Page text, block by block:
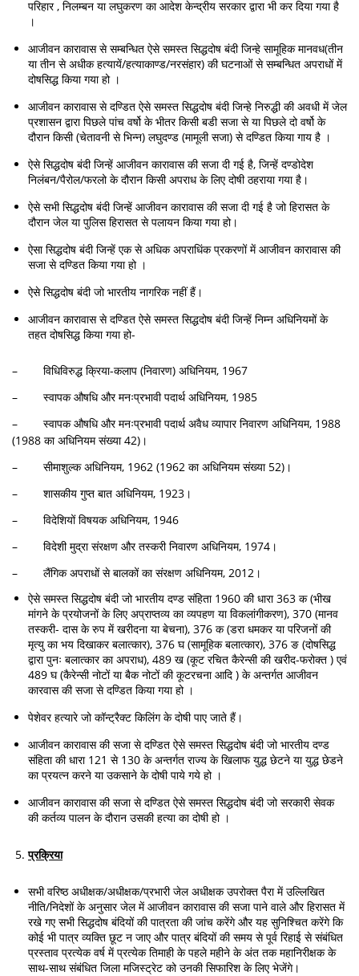
परिहार , निलम्बन या लघुकरण का आदेश केन्द्रीय सरकार द्वारा भी कर दिया गया है
।
आजीवन कारावास से सम्बन्धित ऐसे समस्त सिद्धदोष बंदी जिन्हे सामूहिक मानवध(तीन
या तीन से अधीक हत्यायें/हत्याकाण्ड/नरसंहार) की घटनाओं से सम्बन्धित अपराधों में
दोषसिद्ध किया गया हो ।
आजीवन कारावास से दण्डित ऐसे समस्त सिद्धदोष बंदी जिन्हे निरुद्धी की अवधी में जेल
प्रशासन द्वारा पिछले पांच वर्षो के भीतर किसी बडी सजा से या पिछले दो वर्षो के
दौरान किसी (चेतावनी से भिन्न) लघुदण्ड (मामूली सजा) से दण्डित किया गाय है ।
ऐसे सिद्धदोष बंदी जिन्हें आजीवन कारावास की सजा दी गई है, जिन्हें दण्डोदेश
निलंबन/पैरोल/फरलो के दौरान किसी अपराध के लिए दोषी ठहराया गया है।
ऐसे सभी सिद्धदोष बंदी जिन्हें आजीवन कारावास की सजा दी गई है जो हिरासत के
दौरान जेल या पुलिस हिरासत से पलायन किया गया हो।
ऐसा सिद्धदोष बंदी जिन्हें एक से अधिक अपराधिंक प्रकरणों में आजीवन कारावास की
सजा से दण्डित किया गया हो ।
ऐसे सिद्धदोष बंदी जो भारतीय नागरिक नहीं हैं।
आजीवन कारावास से दण्डित ऐसे समस्त सिद्धदोष बंदी जिन्हें निम्न अधिनियमों के
तहत दोषसिद्ध किया गया हो-
– विधिविरुद्ध क्रिया-कलाप (निवारण) अधिनियम, 1967
– स्वापक औषधि और मनःप्रभावी पदार्थ अधिनियम, 1985
– स्वापक औषधि और मनःप्रभावी पदार्थ अवैध व्यापार निवारण अधिनियम, 1988
(1988 का अधिनियम संख्या 42)।
– सीमाशुल्क अधिनियम, 1962 (1962 का अधिनियम संख्या 52)।
– शासकीय गुप्त बात अधिनियम, 1923।
– विदेशियों विषयक अधिनियम, 1946
– विदेशी मुद्रा संरक्षण और तस्करी निवारण अधिनियम, 1974।
– लैंगिक अपराधों से बालकों का संरक्षण अधिनियम, 2012।
ऐसे समस्त सिद्धदोष बंदी जो भारतीय दण्ड संहिता 1960 की धारा 363 क (भीख
मांगने के प्रयोजनों के लिए अप्राप्तव्य का व्यपहण या विकलांगीकरण), 370 (मानव
तस्करी- दास के रुप में खरीदना या बेचना), 376 क (डरा धमकर या परिजनों की
मृत्यु का भय दिखाकर बलात्कार), 376 घ (सामूहिक बलात्कार), 376 ङ (दोषसिद्ध
द्वारा पुनः बलात्कार का अपराध), 489 ख (कूट रचित कैरेन्सी की खरीद-फरोक्त ) एवं
489 घ (कैरेन्सी नोटों या बैक नोटों की कूटरचना आदि ) के अन्तर्गत आजीवन
कारवास की सजा से दण्डित किया गया हो ।
पेशेवर हत्यारे जो कॉन्ट्रैक्ट किलिंग के दोषी पाए जाते हैं।
आजीवन कारावास की सजा से दण्डित ऐसे समस्त सिद्धदोष बंदी जो भारतीय दण्ड
संहिता की धारा 121 से 130 के अन्तर्गत राज्य के खिलाफ युद्ध छेटने या युद्ध छेडने
का प्रयत्न करने या उकसाने के दोषी पाये गये हो ।
आजीवन कारावास की सजा से दण्डित ऐसे समस्त सिद्धदोष बंदी जो सरकारी सेवक
की कर्तव्य पालन के दौरान उसकी हत्या का दोषी हो ।
प्रक्रिया
सभी वरिष्ठ अधीक्षक/अधीक्षक/प्रभारी जेल अधीक्षक उपरोक्त पैरा में उल्लिखित
नीति/निदेशों के अनुसार जेल में आजीवन कारावास की सजा पाने वाले और हिरासत में
रखे गए सभी सिद्धदोष बंदियों की पात्रता की जांच करेंगे और यह सुनिश्चित करेंगे कि
कोई भी पात्र व्यक्ति छूट न जाए और पात्र बंदियों की समय से पूर्व रिहाई से संबंधित
प्रस्ताव प्रत्येक वर्ष में प्रत्येक तिमाही के पहले महीने के अंत तक महानिरीक्षक के
साथ-साथ संबंधित जिला मजिस्ट्रेट को उनकी सिफारिश के लिए भेजेंगे।